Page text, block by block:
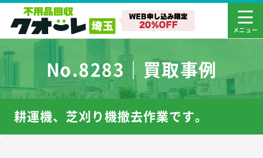
No.8283｜買取事例
耕運機、芝刈り機撤去作業です。